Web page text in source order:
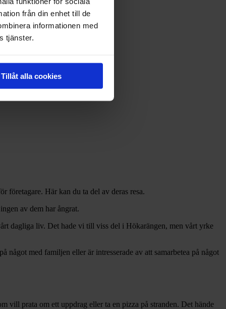
från din enhet till de
informationen med
tjänster.
Tillåt alla cookies
företagare. Här kan du ta del av deras resa.
av dem har ångrat.
dagliga liv. Det hade vi till viss del i Hökarängen, men vårt yrke
med familjen eller är intresserade av att samarbetea på något
vill prata om ett uppdrag eller ta en pizza på stranden. Det hände